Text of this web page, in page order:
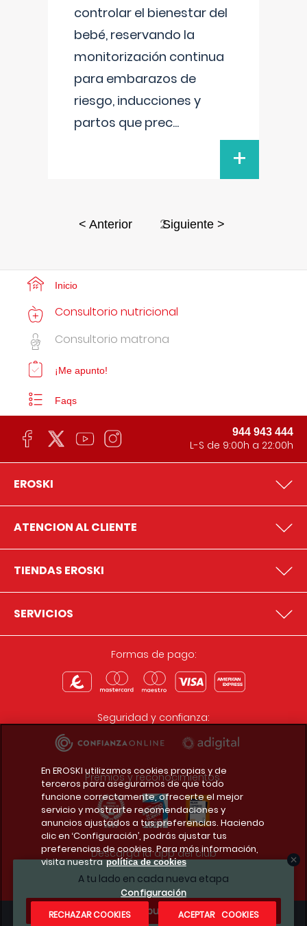
controlar el bienestar del
bebé, reservando la
monitorización continua
para embarazos de
riesgo, inducciones y
partos que prec...
+
< Anterior 2Siguiente >
A tu lado en cada nueva etapa
¿Te apuntas?
Inicio
Consultorio nutricional
Consultorio matrona
¡Me apunto!
Faqs
944 943 444
L-S de 9:00h a 22:00h
EROSKI
ATENCION AL CLIENTE
TIENDAS EROSKI
SERVICIOS
Formas de pago:
Seguridad y confianza:
Premios y reconocimientos:
Descarga la app del club
En EROSKI utilizamos cookies propias y de
terceros para asegurarnos de que todo
funcione correctamente, ofrecerte el mejor
servicio y mostrarte recomendaciones y
anuncios ajustados a tus preferencias. Haciendo
clic en ‘Configuración’, podrás ajustar tus
preferencias de cookies. Para más información,
visita nuestra política de cookies
Configuración
RECHAZAR COOKIES
ACEPTAR COOKIES